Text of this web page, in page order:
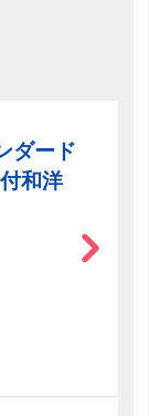
ダード
和洋